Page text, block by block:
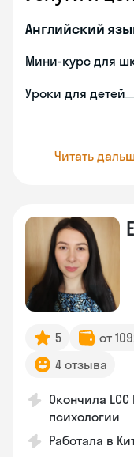
Английский
Мини-курс для
Уроки для детей
Читать
5 от
4 отзыва
Окончила
психологии
Работала в